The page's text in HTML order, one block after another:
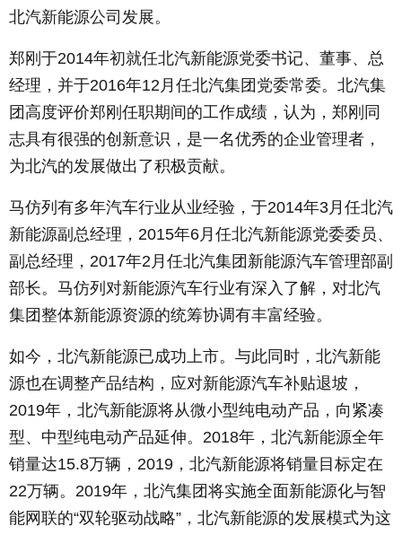
北汽新能源公司发展。
郑刚于2014年初就任北汽新能源党委书记、董事、总
经理，并于2016年12月任北汽集团党委常委。北汽集
团高度评价郑刚任职期间的工作成绩，认为，郑刚同
志具有很强的创新意识，是一名优秀的企业管理者，
为北汽的发展做出了积极贡献。
马仿列有多年汽车行业从业经验，于2014年3月任北汽
新能源副总经理，2015年6月任北汽新能源党委委员、
副总经理，2017年2月任北汽集团新能源汽车管理部副
部长。马仿列对新能源汽车行业有深入了解，对北汽
集团整体新能源资源的统筹协调有丰富经验。
如今，北汽新能源已成功上市。与此同时，北汽新能
源也在调整产品结构，应对新能源汽车补贴退坡，
2019年，北汽新能源将从微小型纯电动产品，向紧凑
型、中型纯电动产品延伸。2018年，北汽新能源全年
销量达15.8万辆，2019，北汽新能源将销量目标定在
22万辆。2019年，北汽集团将实施全面新能源化与智
能网联的“双轮驱动战略”，北汽新能源的发展模式为这